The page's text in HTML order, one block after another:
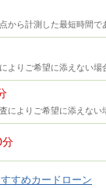
から計測した最短時間
よりご希望に添えない場
によりご希望に添えない
分
すめカードローン